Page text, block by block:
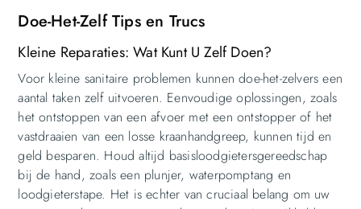
Doe-Het-Zelf Tips en Trucs
Kleine Reparaties: Wat Kunt U Zelf Doen?
Voor kleine sanitaire problemen kunnen doe-het-zelvers een
aantal taken zelf uitvoeren. Eenvoudige oplossingen, zoals
het ontstoppen van een afvoer met een ontstopper of het
vastdraaien van een losse kraanhandgreep, kunnen tijd en
geld besparen. Houd altijd basisloodgietersgereedschap
bij de hand, zoals een plunjer, waterpomptang en
loodgieterstape. Het is echter van cruciaal belang om uw